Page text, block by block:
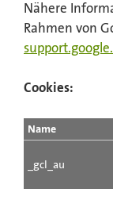
Nähere
Rahmen von
Cookies:
Name
_gcl_au